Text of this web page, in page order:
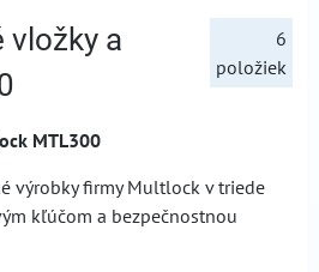
vložky a
6
položiek
MTL300
výrobky firmy Multlock v triede
kľúčom a bezpečnostnou